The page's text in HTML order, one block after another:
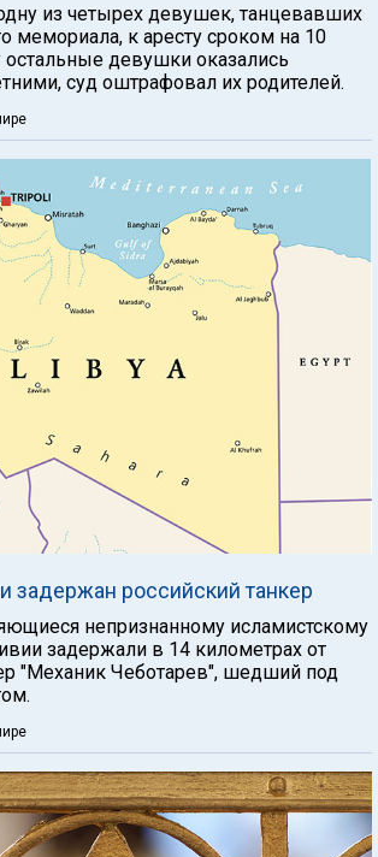
из четырех девушек, танцевавших
мемориала, к аресту сроком на 10
остальные девушки оказались
суд оштрафовал их родителей.
задержан российский танкер
непризнанному исламистскому
задержали в 14 километрах от
"Механик Чеботарев", шедший под